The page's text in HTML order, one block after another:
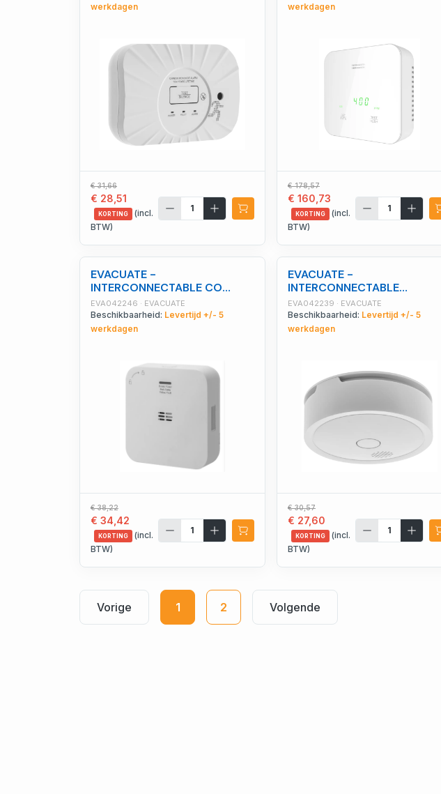
werkdagen
€ 31,66
€ 28,51
KORTING
(incl.
BTW)
werkdagen
€ 178,57
€ 160,73
KORTING
(incl.
BTW)
EVACUATE -
INTERCONNECTABLE CO
melder, 3 jaar garantie, 5 jaar
autonomi - EVA042246
EVA042246 · EVACUATE
Beschikbaarheid: Levertijd +/- 5
werkdagen
€ 38,22
€ 34,42
KORTING
(incl.
BTW)
EVACUATE -
INTERCONNECTABLE
rookmelder, 3 jaar garantie,
10 jaar autono - EVA042239
EVA042239 · EVACUATE
Beschikbaarheid: Levertijd +/- 5
werkdagen
€ 30,57
€ 27,60
KORTING
(incl.
BTW)
Vorige 1 2 Volgende